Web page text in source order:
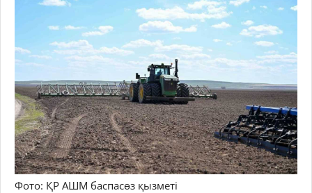
Фото: ҚР АШМ баспасөз қызметі